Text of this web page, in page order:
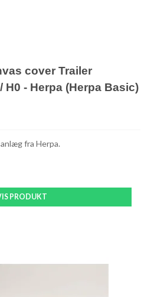
cover Trailer
H0 - Herpa (Herpa Basic)
fra Herpa.
PRODUKT